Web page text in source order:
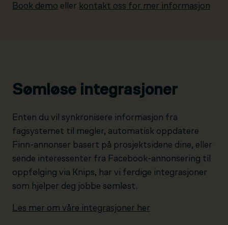
Book demo eller kontakt oss for mer informasjon
Sømløse integrasjoner
Enten du vil synkronisere informasjon fra
fagsystemet til megler, automatisk oppdatere
Finn-annonser basert på prosjektsidene dine, eller
sende interessenter fra Facebook-annonsering til
oppfølging via Knips, har vi ferdige integrasjoner
som hjelper deg jobbe sømløst.
Les mer om våre integrasjoner her